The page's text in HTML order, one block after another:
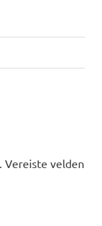
Vereiste velden